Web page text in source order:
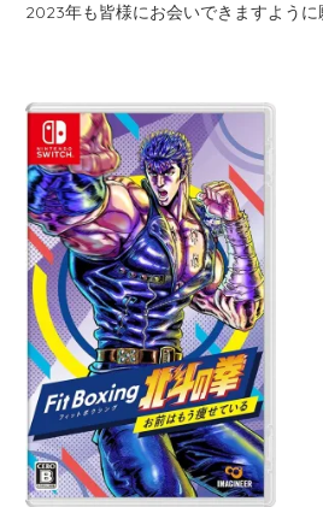
2023年も皆様にお会いできますように